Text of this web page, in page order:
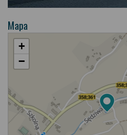
Mapa
+
−